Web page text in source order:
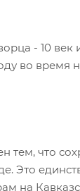
- 10 век
во время
тем, что
Это
на